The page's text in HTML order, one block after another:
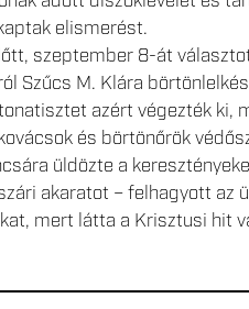
elismerést.
szeptember 8-át
Szűcs M. Klára
azért végezték ki,
és börtönőrök
üldözte a
akaratot – felhagyott
mert látta a Krisztusi hit